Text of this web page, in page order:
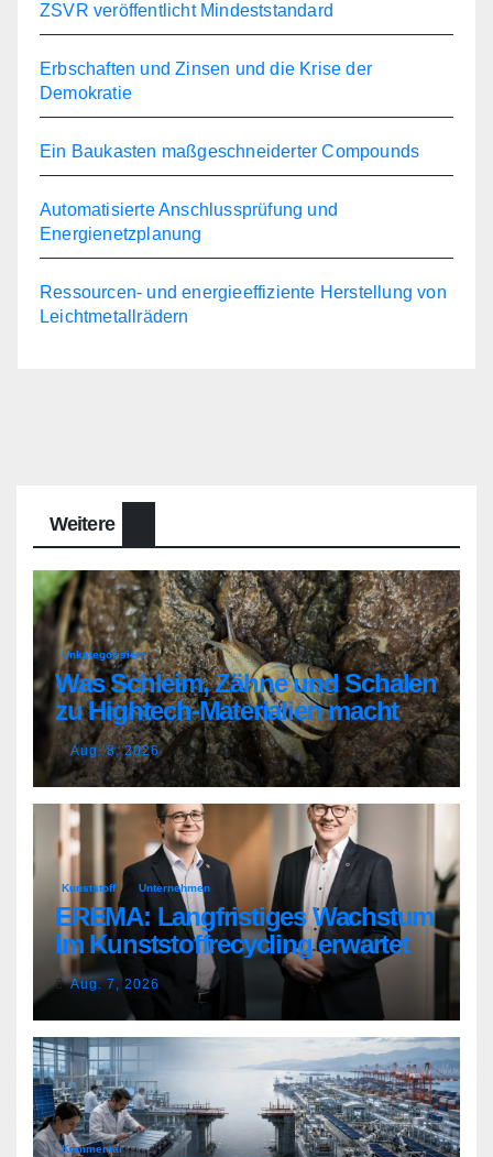
ZSVR veröffentlicht Mindeststandard
Erbschaften und Zinsen und die Krise der
Demokratie
Ein Baukasten maßgeschneiderter Compounds
Automatisierte Anschlussprüfung und
Energienetzplanung
Ressourcen- und energieeffiziente Herstellung von
Leichtmetallrädern
Weitere
Unkategorisiert
Was Schleim, Zähne und Schalen
zu Hightech-Materialien macht
Aug. 8, 2026
Kunststoff Unternehmen
EREMA: Langfristiges Wachstum
im Kunststoffrecycling erwartet
Aug. 7, 2026
Kommentar